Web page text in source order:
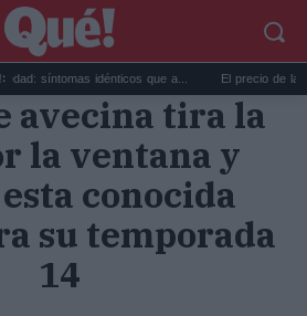
síntomas idénticos que a... El precio de la
avecina tira la
la ventana y
conocida
su temporada
14